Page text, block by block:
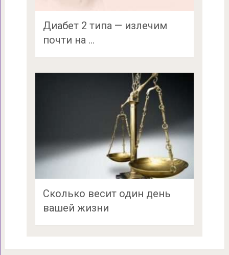
Диабет 2 типа — излечим
почти на …
Сколько весит один день
вашей жизни